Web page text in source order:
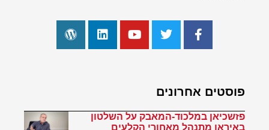
פוסטים אחרונים
פזשכיאן במלכוד-המאבק על השלטון
באיראן מתנהל מאחורי הקלעים